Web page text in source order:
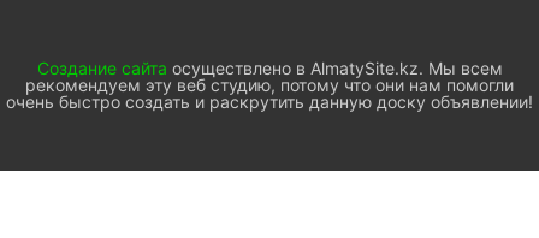
Создание сайта осуществлено в AlmatySite.kz. Мы всем
рекомендуем эту веб студию, потому что они нам помогли
очень быстро создать и раскрутить данную доску объявлении!